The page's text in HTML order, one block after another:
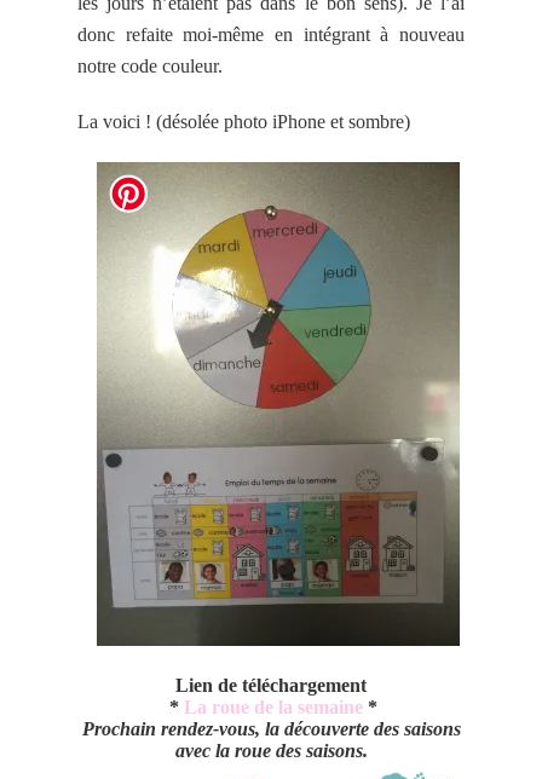
donc refaite moi-même en intégrant à nouveau
notre code couleur.
La voici ! (désolée photo iPhone et sombre)
Lien de téléchargement
* La roue de la semaine *
Prochain rendez-vous, la découverte des saisons
avec la roue des saisons.